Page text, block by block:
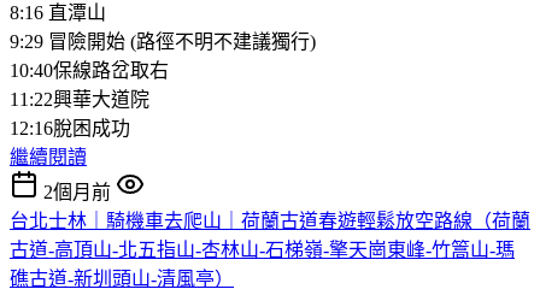
8:16 直潭山
9:29 冒險開始 (路徑不明不建議獨行)
10:40保線路岔取右
11:22興華大道院
12:16脫困成功
繼續閱讀
2個月前
台北士林｜騎機車去爬山｜荷蘭古道春遊輕鬆放空路線（荷蘭
古道-高頂山-北五指山-杏林山-石梯嶺-擎天崗東峰-竹篙山-瑪
礁古道-新圳頭山-清風亭）